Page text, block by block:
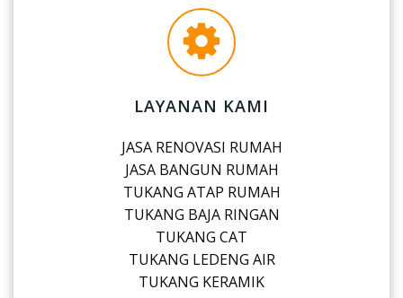
LAYANAN KAMI
JASA RENOVASI RUMAH
JASA BANGUN RUMAH
TUKANG ATAP RUMAH
TUKANG BAJA RINGAN
TUKANG CAT
TUKANG LEDENG AIR
TUKANG KERAMIK